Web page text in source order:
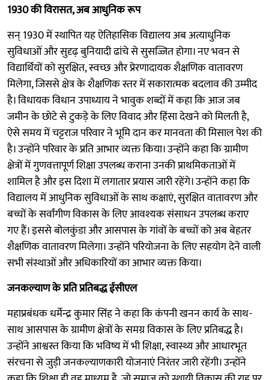
1930 की विरासत, अब आधुनिक रूप
सन् 1930 में स्थापित यह ऐतिहासिक विद्यालय अब अत्याधुनिक
सुविधाओं और सुदृढ़ बुनियादी ढांचे से सुसज्जित होगा। नए भवन से
विद्यार्थियों को सुरक्षित, स्वच्छ और प्रेरणादायक शैक्षणिक वातावरण
मिलेगा, जिससे क्षेत्र के शैक्षणिक स्तर में सकारात्मक बदलाव की उम्मीद
है। विधायक विधान उपाध्याय ने भावुक शब्दों में कहा कि आज जब
जमीन के छोटे से टुकड़े के लिए विवाद और हिंसा देखने को मिलती है,
ऐसे समय में चट्टराज परिवार ने भूमि दान कर मानवता की मिसाल पेश की
है। उन्होंने परिवार के प्रति आभार व्यक्त किया। उन्होंने कहा कि ग्रामीण
क्षेत्रों में गुणवत्तापूर्ण शिक्षा उपलब्ध कराना उनकी प्राथमिकताओं में
शामिल है और इस दिशा में लगातार प्रयास जारी रहेंगे। उन्होंने कहा कि
विद्यालय में आधुनिक सुविधाओं के साथ कक्षाएं, सुरक्षित वातावरण और
बच्चों के सर्वांगीण विकास के लिए आवश्यक संसाधन उपलब्ध कराए
गए हैं। इससे बोलकुंडा और आसपास के गांवों के बच्चों को अब बेहतर
शैक्षणिक वातावरण मिलेगा। उन्होंने परियोजना के लिए सहयोग देने वाली
सभी संस्थाओं और अधिकारियों का आभार व्यक्त किया।
जनकल्याण के प्रति प्रतिबद्ध ईसीएल
महाप्रबंधक धर्मेन्द्र कुमार सिंह ने कहा कि कंपनी खनन कार्य के साथ-
साथ आसपास के ग्रामीण क्षेत्रों के समग्र विकास के लिए प्रतिबद्ध है।
उन्होंने आश्वस्त किया कि भविष्य में भी शिक्षा, स्वास्थ्य और आधारभूत
संरचना से जुड़ी जनकल्याणकारी योजनाएं निरंतर जारी रहेंगी। उन्होंने